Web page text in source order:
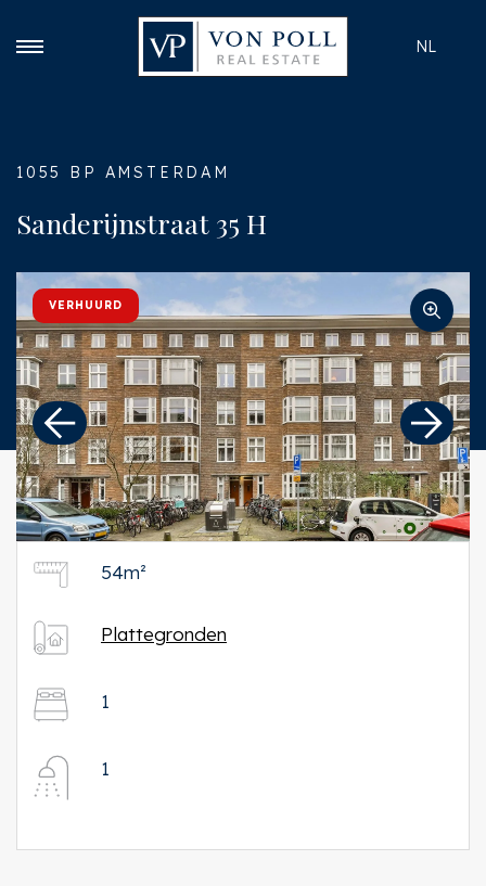
NL
1055 BP AMSTERDAM
Sanderijnstraat 35 H
VERHUURD
54m²
Plattegronden
1
1